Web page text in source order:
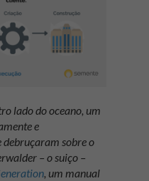
lado do oceano, um
e
sobre o
– o suiço –
, um manual